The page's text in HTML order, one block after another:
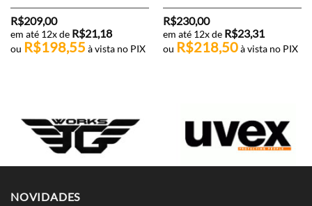
R$209,00
em até 12x de R$21,18
ou R$198,55 à vista no PIX
R$230,00
em até 12x de R$23,31
ou R$218,50 à vista no PIX
NOVIDADES